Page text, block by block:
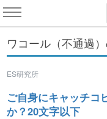
ワコール（不通過
ES研究所
ご自身にキャッチコ
か？20文字以下